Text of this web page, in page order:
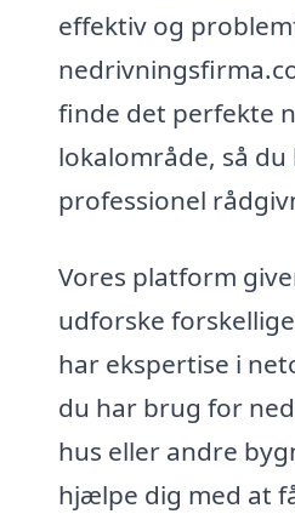
effektiv og
finde det perfekte
lokalområde, så
professionel
Vores platform
udforske
har ekspertise i
du har brug for
hus eller andre
hjælpe dig med at